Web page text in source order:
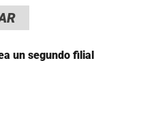
un segundo filial